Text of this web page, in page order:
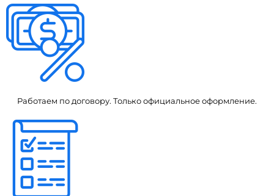
Работаем по договору. Только официальное оформление.